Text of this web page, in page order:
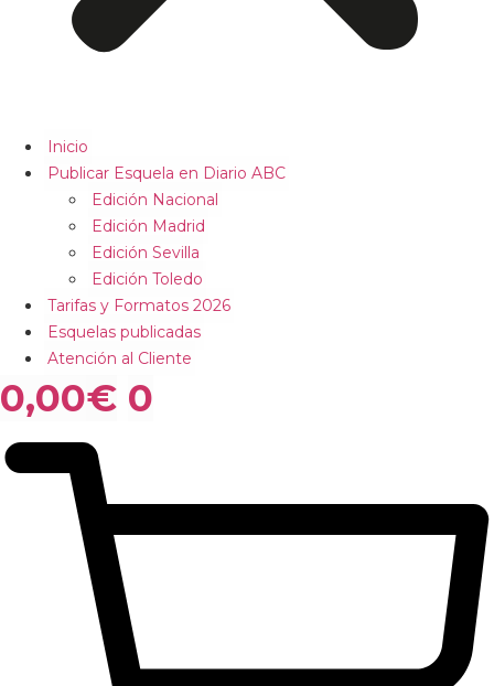
Inicio
Publicar Esquela en Diario ABC
Edición Nacional
Edición Madrid
Edición Sevilla
Edición Toledo
Tarifas y Formatos 2026
Esquelas publicadas
Atención al Cliente
0,00€ 0